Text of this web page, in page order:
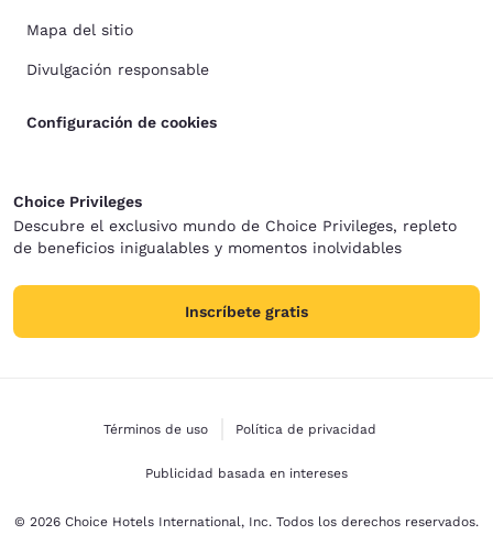
Mapa del sitio
Divulgación responsable
Configuración de cookies
Choice Privileges
Descubre el exclusivo mundo de Choice Privileges, repleto
de beneficios inigualables y momentos inolvidables
Inscríbete gratis
Términos de uso Política de privacidad
Publicidad basada en intereses
© 2026 Choice Hotels International, Inc. Todos los derechos reservados.